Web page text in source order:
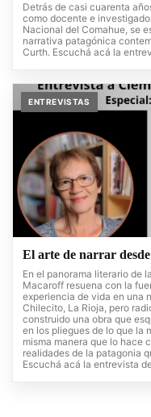
Detrás de casi cuarenta
como docente e
Nacional del Comahue, se
narrativa patagónica
Curth. Escuchá acá la
ENTREVISTAS
El arte de narrar
En el panorama literario de
Macaroff resuena con la
experiencia de vida en una
Chilecito, La Rioja, pero
construido una obra que
en los pliegues de lo que la
misma manera que lo hace
realidades de la patagonia
Escuchá acá la entrevista